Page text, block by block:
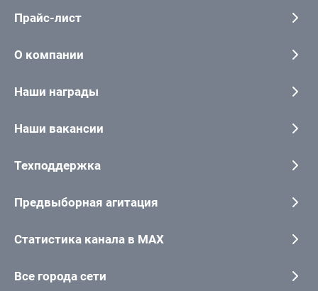
Прайс-лист
О компании
Наши награды
Наши вакансии
Техподдержка
Предвыборная агитация
Статистика канала в MAX
Все города сети